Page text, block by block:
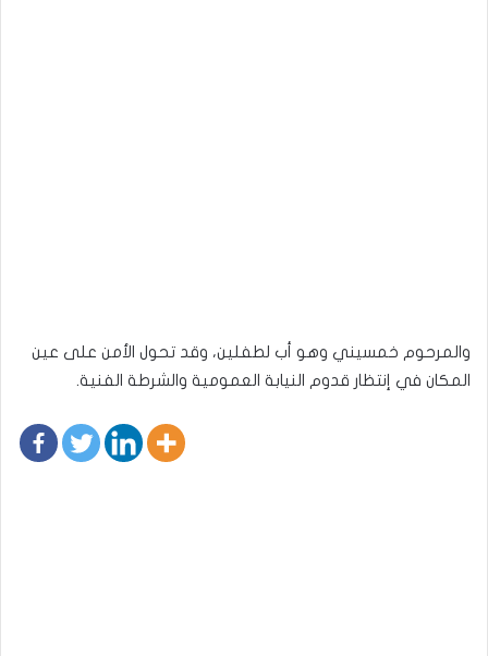
والمرحوم خمسيني وهو أب لطفلين، وقد تحول الأمن على عين
المكان في إنتظار قدوم النيابة العمومية والشرطة الفنية.